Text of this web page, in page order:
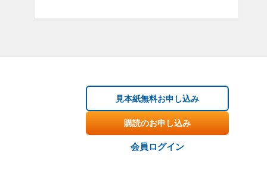
見本紙無料お申し込み
購読のお申し込み
会員ログイン